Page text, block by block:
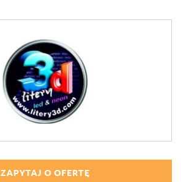
ZAPYTAJ O OFERTĘ